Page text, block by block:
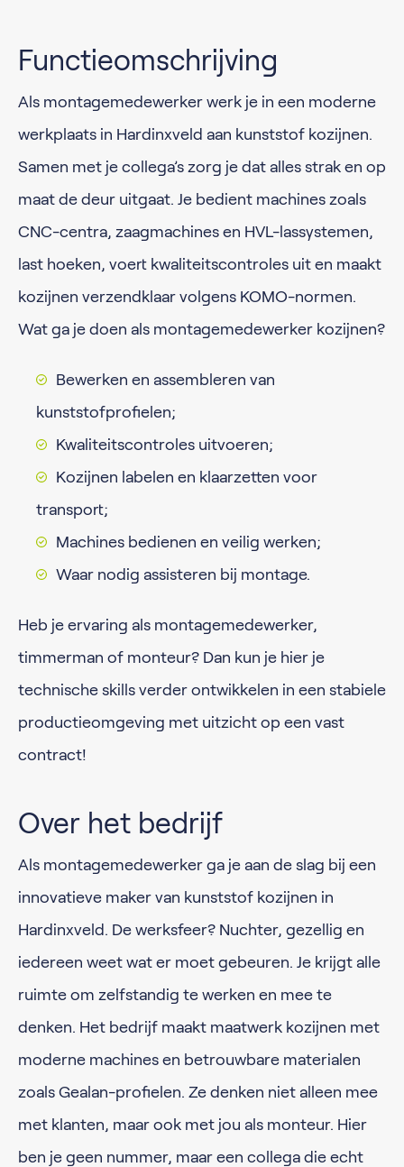
Functieomschrijving
Als montagemedewerker werk je in een moderne
werkplaats in Hardinxveld aan kunststof kozijnen.
Samen met je collega’s zorg je dat alles strak en op
maat de deur uitgaat. Je bedient machines zoals
CNC-centra, zaagmachines en HVL-lassystemen,
last hoeken, voert kwaliteitscontroles uit en maakt
kozijnen verzendklaar volgens KOMO-normen.
Wat ga je doen als montagemedewerker kozijnen?
Bewerken en assembleren van
kunststofprofielen;
Kwaliteitscontroles uitvoeren;
Kozijnen labelen en klaarzetten voor
transport;
Machines bedienen en veilig werken;
Waar nodig assisteren bij montage.
Heb je ervaring als montagemedewerker,
timmerman of monteur? Dan kun je hier je
technische skills verder ontwikkelen in een stabiele
productieomgeving met uitzicht op een vast
contract!
Over het bedrijf
Als montagemedewerker ga je aan de slag bij een
innovatieve maker van kunststof kozijnen in
Hardinxveld. De werksfeer? Nuchter, gezellig en
iedereen weet wat er moet gebeuren. Je krijgt alle
ruimte om zelfstandig te werken en mee te
denken. Het bedrijf maakt maatwerk kozijnen met
moderne machines en betrouwbare materialen
zoals Gealan-profielen. Ze denken niet alleen mee
met klanten, maar ook met jou als monteur. Hier
ben je geen nummer, maar een collega die echt